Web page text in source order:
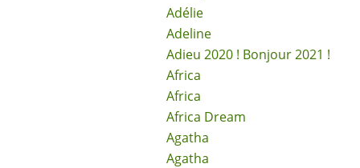
Adélie
Adeline
Adieu 2020 ! Bonjour 2021 !
Africa
Africa
Africa Dream
Agatha
Agatha